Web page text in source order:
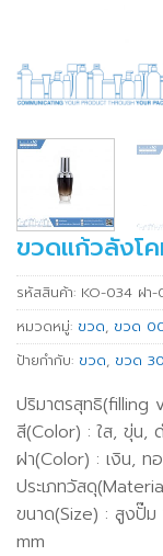
ขวดแก้วลังโ
รหัสสินค้า: KO-034 ฝา-
หมวดหมู่: ขวด, ขวด
ป้ายกำกับ: ขวด, ขวด
ปริมาตรสุทธิ(filling
สี(Color) : ใส, ขุ่น,
ฝา(Color) : เงิน, ท
ประเภทวัสดุ
ขนาด(Size) : สูงปั๊
mm